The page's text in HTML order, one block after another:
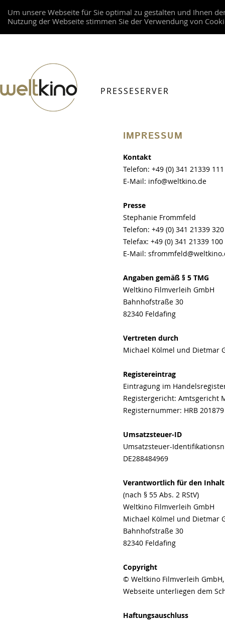
Um unsere Webseite für Sie optimal zu gestalten und Ihnen
Nutzung der Webseite stimmen Sie der Verwendung von
PRESSESERVER
IMPRESSUM
Kontakt
Telefon: +49 (0) 341 21339 111
E-Mail: info@weltkino.de
Presse
Stephanie Frommfeld
Telefon: +49 (0) 341 21339 320
Telefax: +49 (0) 341 21339 100
E-Mail:
Angaben gemäß § 5 TMG
Weltkino Filmverleih GmbH
Bahnhofstraße 30
82340 Feldafing
Vertreten durch
Michael Kölmel und Dietmar
Registereintrag
Eintragung im
Registergericht: Amtsgericht
Registernummer: HRB 201879
Umsatzsteuer-ID
Umsatzsteuer-
DE288484969
Verantwortlich für den Inhalt
(nach § 55 Abs. 2 RStV)
Weltkino Filmverleih GmbH
Michael Kölmel und Dietmar
Bahnhofstraße 30
82340 Feldafing
Copyright
© Weltkino Filmverleih
Webseite unterliegen dem
Haftungsauschluss